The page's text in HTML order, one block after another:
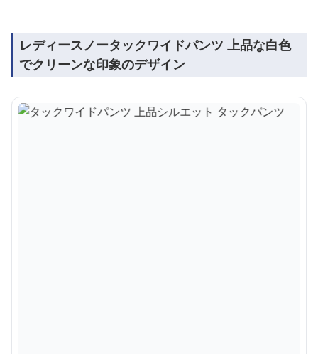
レディースノータックワイドパンツ 上品な白色
でクリーンな印象のデザイン